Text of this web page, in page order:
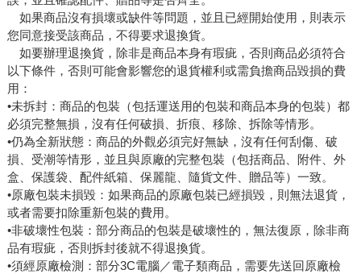
如果商品沒有損壞或缺件等問題，並且已經開始使用，則表示
您同意接受該商品，不得要求退換貨。
如要辦理退換貨，除非是商品本身有瑕疵，否則商品必須符合
以下條件，否則可能會影響您的退貨權利或需負擔商品毀損的費
用：
•未拆封：商品的包裝（包括運送用的包裝和商品本身的包裝）都
必須完整無損，沒有任何破損、折痕、移除、拆除等情形。
•仍為全新狀態：商品的外觀必須完好無缺，沒有任何刮傷、破
損、受潮等情形，並且與原廠的完整包裝（包括商品、附件、外
盒、保護袋、配件紙箱、保麗龍、隨貨文件、贈品等）一致。
•原廠包裝未損毀：如果商品的原廠包裝已經損毀，則無法退貨，
或者需要扣除重新包裝的費用。
•非破壞性包裝：部分商品的包裝是破壞性的，無法復原，除非商
品有瑕疵，否則拆封後就不得退換貨。
•須經原廠檢測：部分3C電腦／電子類商品，需要先送回原廠檢